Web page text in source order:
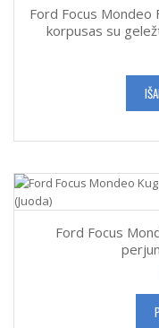
Ford Focus Mondeo
korpusas su
Ford Focus